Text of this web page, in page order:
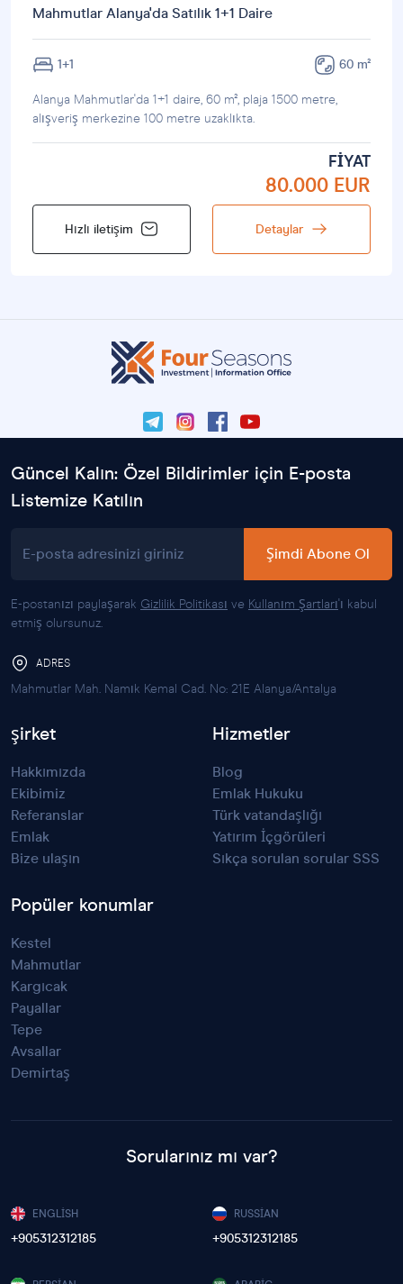
Mahmutlar Alanya'da Satılık 1+1 Daire
1+1 60 m²
Alanya Mahmutlar'da 1+1 daire, 60 m², plaja 1500 metre,
alışveriş merkezine 100 metre uzaklıkta.
FIYAT
80.000 EUR
Hızlı iletişim Detaylar
Güncel Kalın: Özel Bildirimler için E-posta
Listemize Katılın
E-posta adresinizi giriniz Şimdi Abone Ol
E-postanızı paylaşarak Gizlilik Politikası ve Kullanım Şartları'ı kabul
etmiş olursunuz.
ADRES
Mahmutlar Mah. Namık Kemal Cad. No: 21E Alanya/Antalya
şirket
Hakkımızda
Ekibimiz
Referanslar
Emlak
Bize ulaşın
Hizmetler
Blog
Emlak Hukuku
Türk vatandaşlığı
Yatırım İçgörüleri
Sıkça sorulan sorular SSS
Popüler konumlar
Kestel
Mahmutlar
Kargıcak
Payallar
Tepe
Avsallar
Demirtaş
Sorularınız mı var?
ENGLISH
+905312312185
RUSSIAN
+905312312185